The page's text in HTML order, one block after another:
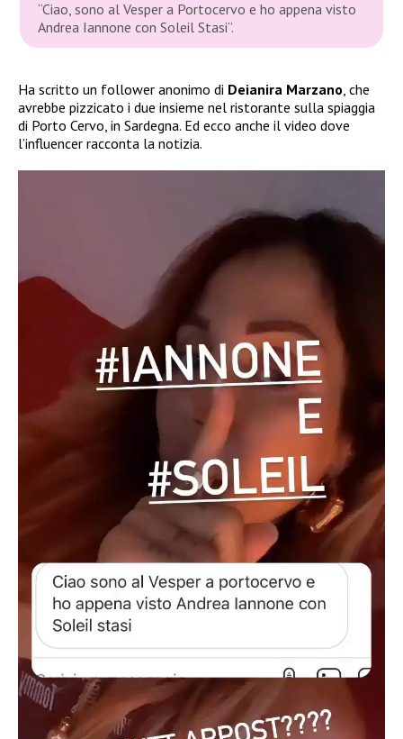
“Ciao, sono al Vesper a Portocervo e ho appena visto
Andrea Iannone con Soleil Stasi”.
Ha scritto un follower anonimo di Deianira Marzano , che
avrebbe pizzicato i due insieme nel ristorante sulla spiaggia
di Porto Cervo, in Sardegna. Ed ecco anche il video dove
l’influencer racconta la notizia.